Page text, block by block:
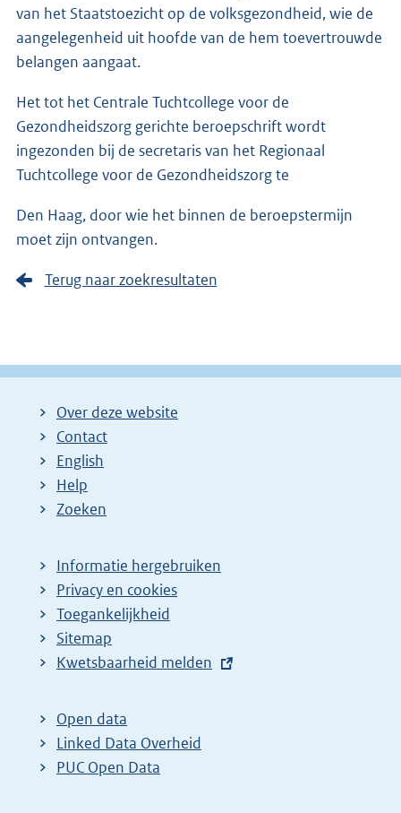
van het Staatstoezicht op de volksgezondheid, wie de
aangelegenheid uit hoofde van de hem toevertrouwde
belangen aangaat.
Het tot het Centrale Tuchtcollege voor de
Gezondheidszorg gerichte beroep­schrift wordt
ingezon­den bij de secretaris van het Regionaal
Tuchtcolle­ge voor de Gezondheidszorg te
Den Haag, door wie het binnen de beroepstermijn
moet zijn ontvangen.
Terug naar zoekresultaten
Over deze website
Contact
English
Help
Zoeken
Informatie hergebruiken
Privacy en cookies
Toegankelijkheid
Sitemap
E
t
e
r
Kwetsbaarheid melden
Open data
Linked Data Overheid
PUC Open Data